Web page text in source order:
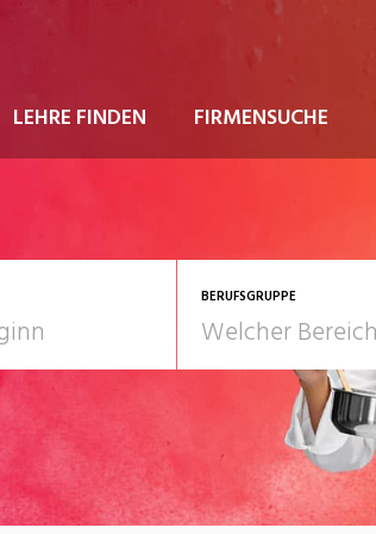
LEHRE FINDEN FIRMENSUCHE
BERUFSGRUPPE
Gesundheit/Pflege/Soziales
Kultur